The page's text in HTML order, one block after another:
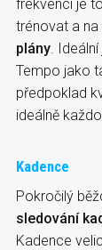
frekvenci je
trénovat a
plány .
Tempo jako
předpoklad
ideálně
Kadence
Pokročilý
sledování
Kadence